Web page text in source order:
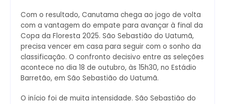
Com o resultado, Canutama chega ao jogo de volta
com a vantagem do empate para avançar à final da
Copa da Floresta 2025. São Sebastião do Uatumã,
precisa vencer em casa para seguir com o sonho da
classificação. O confronto decisivo entre as seleções
acontece no dia 18 de outubro, às 15h30, no Estádio
Barretão, em São Sebastião do Uatumã.
O início foi de muita intensidade. São Sebastião do